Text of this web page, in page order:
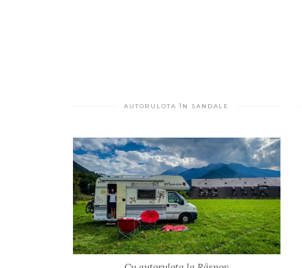
AUTORULOTA ÎN SANDALE